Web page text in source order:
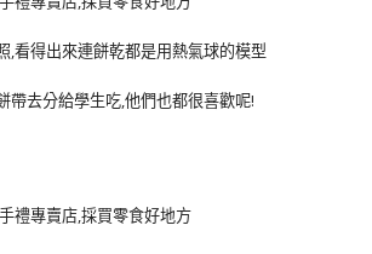
,看得出來連餅乾都是用熱氣球的模型
帶去分給學生吃,他們也都很喜歡呢!